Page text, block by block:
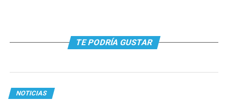
TE PODRÍA GUSTAR
NOTICIAS